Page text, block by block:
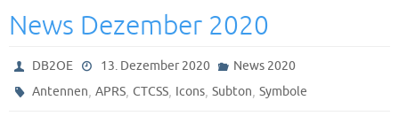
News Dezember 2020
DB2OE 13. Dezember 2020
News 2020
Antennen,APRS,CTCSS, Icons,Subton,Symbole